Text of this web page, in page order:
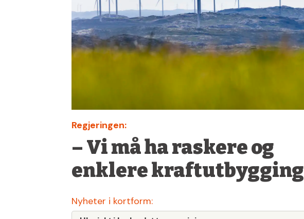
Regjeringen:
– Vi må ha raskere og
enklere kraftutbygging
Nyheter i kortform: